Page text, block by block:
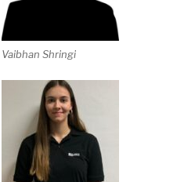
Vaibhan Shringi